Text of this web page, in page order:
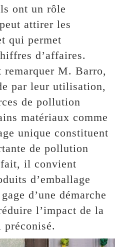
ont un rôle
attirer les
qui permet
d’affaires.
remarquer M. Barro,
par leur utilisation,
de pollution
matériaux comme
unique constituent
de pollution
il convient
d’emballage
d’une démarche
l’impact de la